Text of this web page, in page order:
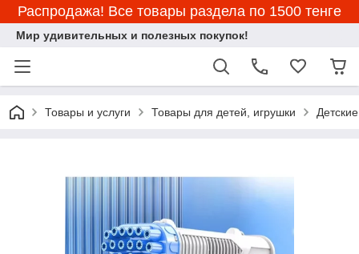
Распродажа! Все товары раздела по 1500 тенге
Мир удивительных и полезных покупок!
Товары и услуги Товары для детей, игрушки